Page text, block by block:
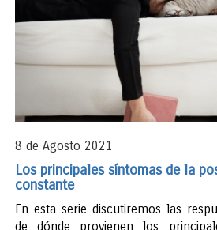
8 de Agosto 2021
Los principales síntomas de la
constante
En esta serie discutiremos las
de dónde provienen los